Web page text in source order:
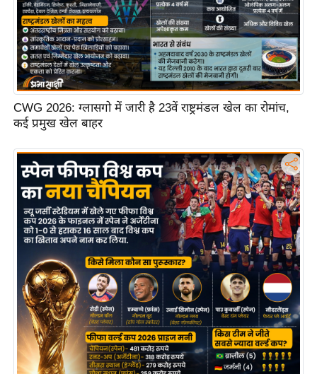
ने
स
मं
त्रा
रि
ले
न
शि
प
रा
ज
नी
वि
श्ले
ष
ण
स
CWG 2026: ग्लासगो में जारी है 23वें राष्ट्रमंडल खेल का रोमांच,
कई प्रमुख खेल बाहर